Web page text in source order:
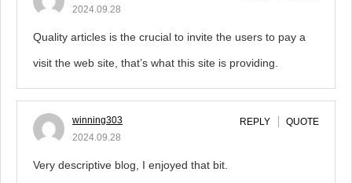
2024.09.28
Quality articles is the crucial to invite the users to pay a
visit the web site, that’s what this site is providing.
winning303
2024.09.28
REPLY QUOTE
Very descriptive blog, I enjoyed that bit.